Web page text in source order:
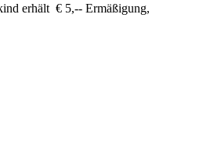
erhält € 5,-- Ermäßigung,